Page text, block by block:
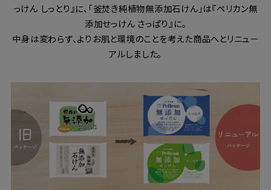
っけん しっとり』に、「釜焚き純植物無添加石けん」は『ペリカン無
添加せっけん さっぱり』に。
中身は変わらず、よりお肌と環境のことを考えた商品へとリニュー
アルしました。